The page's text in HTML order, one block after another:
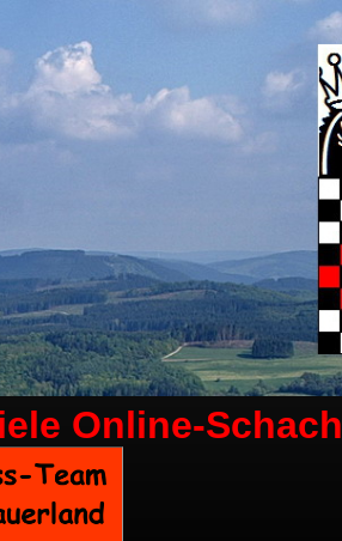
Online-Schach